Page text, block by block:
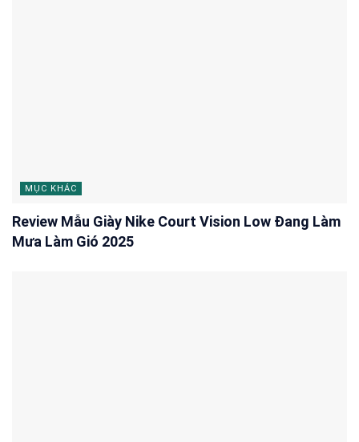
MỤC KHÁC
Review Mẫu Giày Nike Court Vision Low Đang Làm
Mưa Làm Gió 2025